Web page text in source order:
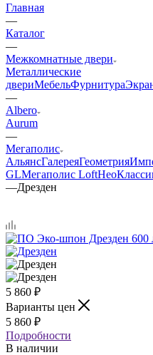
Главная
—
Каталог
—
Межкомнатные двери
Металлические
двериМебельФурнитура
—
Albero
Aurum
—
Мегаполис
АльянсГалереяГеометрия
GLМегаполис Loft
—Дрезден
5 860 ₽
Варианты цен
5 860 ₽
Подробности
В наличии